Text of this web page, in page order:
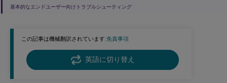
この記事は機械翻訳されています.免責事項
英語に切り替え
基本的なエンドユーザー向けトラブルシューティング